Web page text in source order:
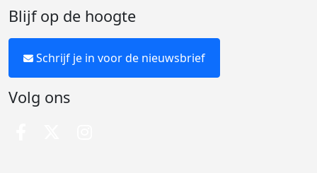
Blijf op de hoogte
Schrijf je in voor de nieuwsbrief
Volg ons